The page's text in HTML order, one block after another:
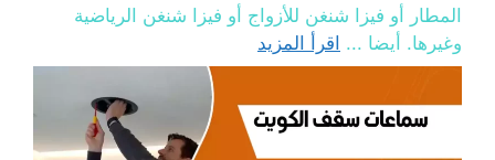
المطار أو فيزا شنغن للأزواج أو فيزا شنغن الرياضية
وغيرها. أيضا ... اقرأ المزيد